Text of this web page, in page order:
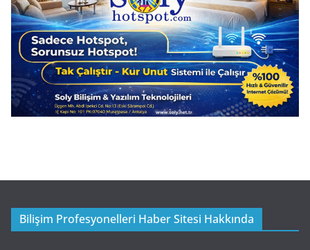
Bilişim Profesyonelleri Haber Sitesi Hakkında